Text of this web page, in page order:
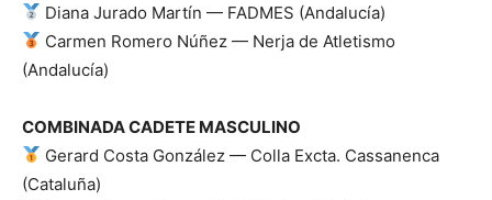
Diana Jurado Martín — FADMES (Andalucía)
Carmen Romero Núñez — Nerja de Atletismo
(Andalucía)
COMBINADA CADETE MASCULINO
Gerard Costa González — Colla Excta. Cassanenca
(Cataluña)